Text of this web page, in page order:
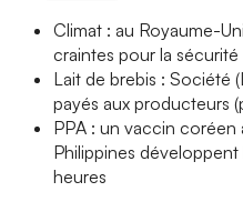
Climat : au Royaume-
craintes pour la sécurité
Lait de brebis : Société
payés aux producteurs
PPA : un vaccin coréen
Philippines
heures